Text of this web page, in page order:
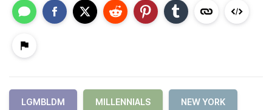
LGMBLDM MILLENNIALS NEW YORK